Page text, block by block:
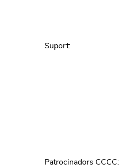
Suport:
Patrocinadors CCCC: